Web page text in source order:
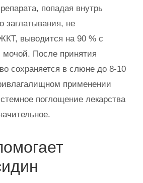
попадая внутрь
заглатывания, не
выводится на 90 % с
мочой. После принятия
сохраняется в слюне до 8-10
применении
поглощение лекарства